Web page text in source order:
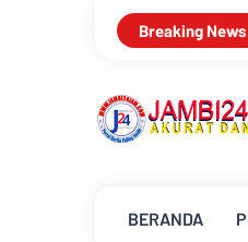
Breaking
BERANDA